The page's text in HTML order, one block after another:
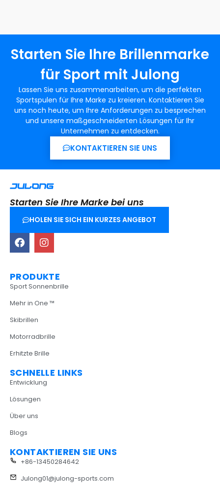
Starten Sie Ihre Brillenmarke
für Sport mit Julong
Lassen Sie uns zusammenarbeiten, um die perfekten
Sportspulen für Ihre Marke zu kreieren. Kontaktieren Sie
uns noch heute, um Ihre Anforderungen zu besprechen
und unsere maßgeschneiderten Lösungen für Ihr
Unternehmen zu entdecken.
KONTAKTIEREN SIE UNS
Starten Sie Ihre Marke bei uns
HOLEN SIE SICH EIN KURZES ANGEBOT
PRODUKTE
Sport Sonnenbrille
Mehr in One ™
Skibrillen
Motorradbrille
Erhitzte Brille
SCHNELLE LINKS
Entwicklung
Lösungen
Über uns
Blogs
KONTAKTIEREN SIE UNS
+86-13450284642
Julong01@julong-sports.com